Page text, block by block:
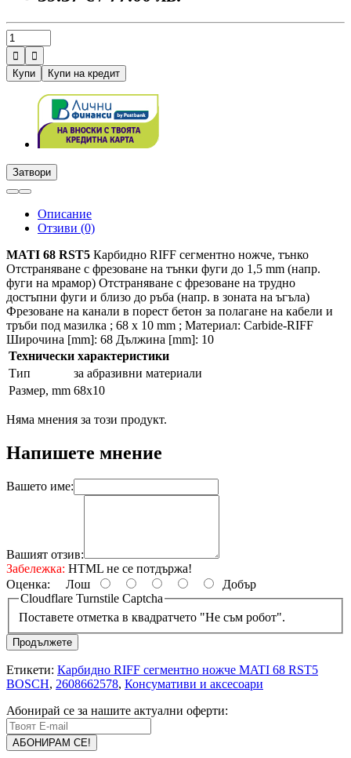


Купи
Купи на кредит
Затвори
Описание
Отзиви (0)
MATI 68 RST5 Карбидно RIFF сегментно ножче, тънко
Отстраняване с фрезоване на тънки фуги до 1,5 mm (напр.
фуги на мрамор) Отстраняване с фрезоване на трудно
достъпни фуги и близо до ръба (напр. в зоната на ъгъла)
Фрезоване на канали в порест бетон за полагане на кабели и
тръби под мазилка ; 68 x 10 mm ; Материал: Carbide-RIFF
Широчина [mm]: 68 Дължина [mm]: 10
Технически характеристики
Тип
за абразивни материали
Размер, mm 68x10
Няма мнения за този продукт.
Напишете мнение
Вашето име:
Вашият отзив:
Забележка: HTML не се потдържа!
Оценка: Лош
Добър
Cloudflare Turnstile Captcha
Поставете отметка в квадратчето "Не съм робот".
Продължете
Етикети: Карбидно RIFF сегментно ножче MATI 68 RST5
BOSCH, 2608662578, Консумативи и аксесоари
Абонирай се за нашите актуални оферти: